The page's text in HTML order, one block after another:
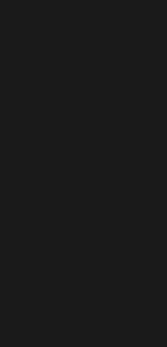
pour
navettes
Après
donc
premières
2000
confier
vous en
de 8h à